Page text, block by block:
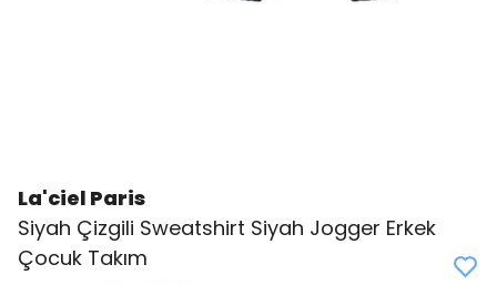
La'ciel Paris
Siyah Çizgili Sweatshirt Siyah Jogger Erkek
Çocuk Takım
👀 Şu an 5 kişi
⭐️